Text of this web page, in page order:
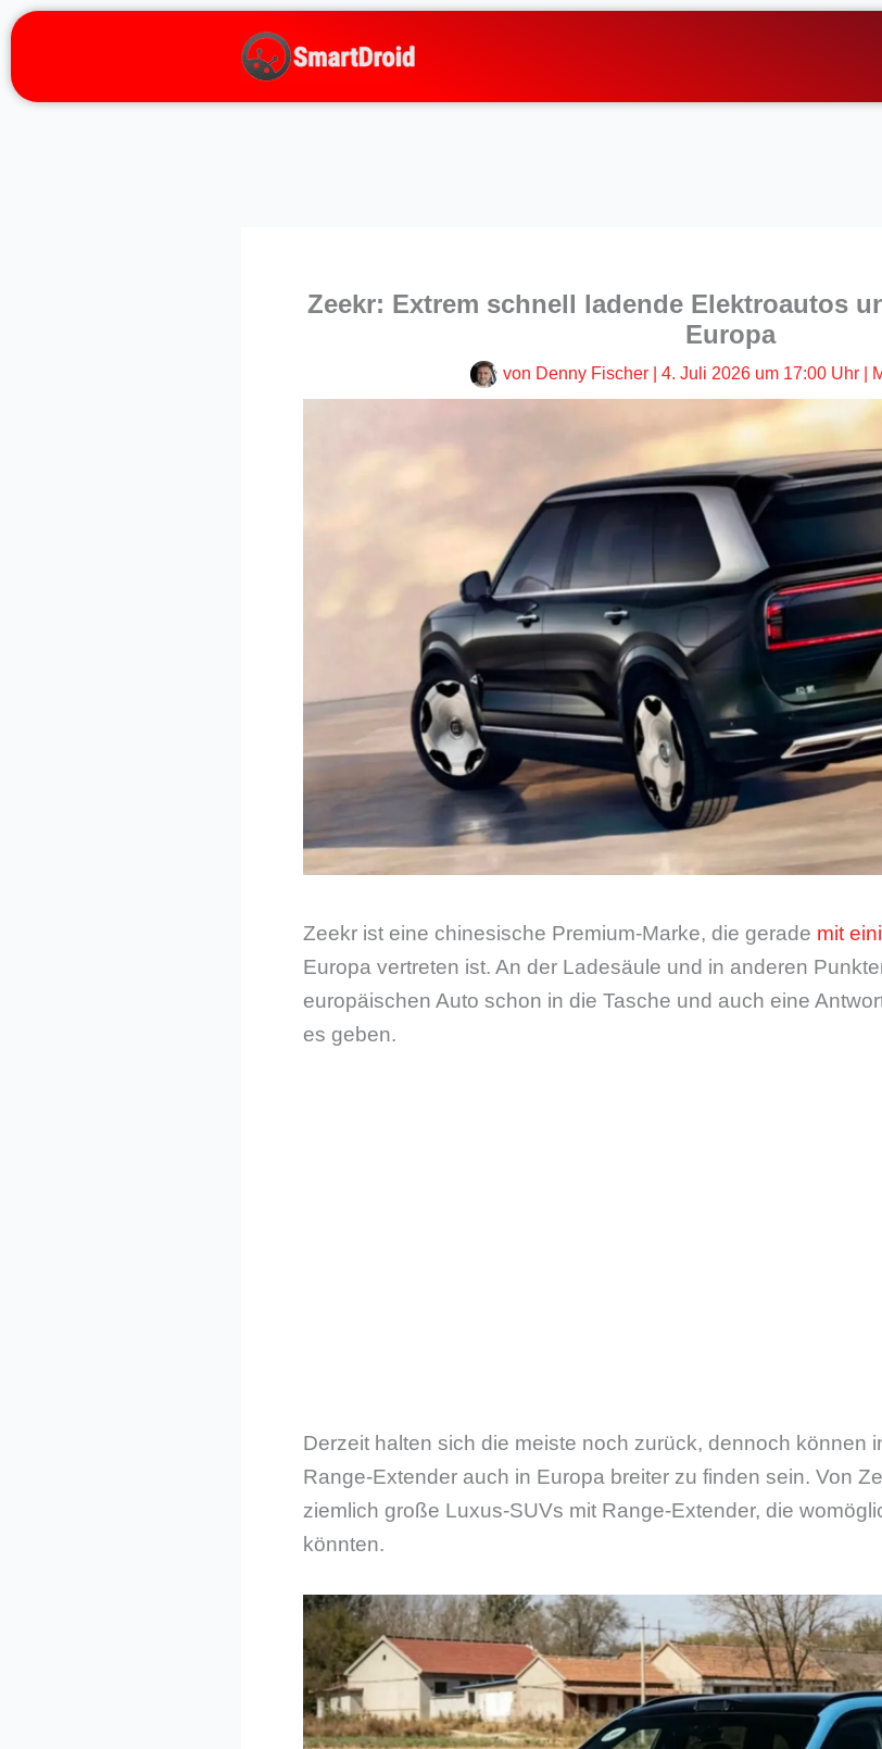
Zum
springen
Zeekr: Extrem schnell ladende Elektroautos
Europa
von Denny Fischer 4. Juli 2026 um 17:00 Uhr
Zeekr ist eine chinesische Premium-Marke, die gerade mit
Europa vertreten ist. An der Ladesäule und in anderen
europäischen Auto schon in die Tasche und auch eine
es geben.
Derzeit halten sich die meiste noch zurück, dennoch können
Range-Extender auch in Europa breiter zu finden sein. Von
ziemlich große Luxus-SUVs mit Range-Extender, die
könnten.